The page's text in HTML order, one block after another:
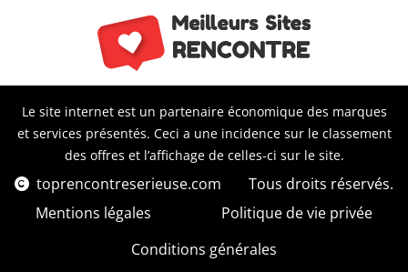
Le site internet est un partenaire économique des marques
et services présentés. Ceci a une incidence sur le classement
des offres et l’affichage de celles-ci sur le site.
toprencontreserieuse.com
Tous droits réservés.
Mentions légales
Politique de vie privée
Conditions générales